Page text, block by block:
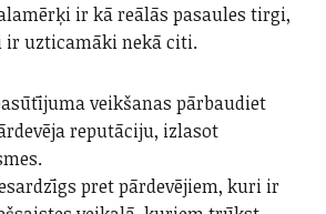
ir kā reālās pasaules tirgi,
ir uzticamāki nekā citi.
veikšanas pārbaudiet
reputāciju, izlasot
pret pārdevējiem, kuri ir